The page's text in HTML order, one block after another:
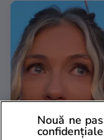
Nouă ne
confidențiale